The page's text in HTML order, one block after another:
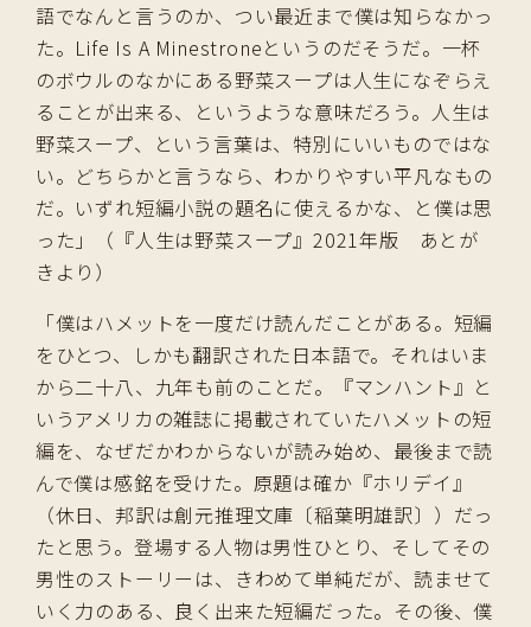
語でなんと言うのか、つい最近まで僕は知らなかっ
た。Life Is A Minestroneというのだそうだ。一杯
のボウルのなかにある野菜スープは人生になぞらえ
ることが出来る、というような意味だろう。人生は
野菜スープ、という言葉は、特別にいいものではな
い。どちらかと言うなら、わかりやすい平凡なもの
だ。いずれ短編小説の題名に使えるかな、と僕は思
った」（『人生は野菜スープ』2021年版 あとが
きより）
「僕はハメットを一度だけ読んだことがある。短編
をひとつ、しかも翻訳された日本語で。それはいま
から二十八、九年も前のことだ。『マンハント』と
いうアメリカの雑誌に掲載されていたハメットの短
編を、なぜだかわからないが読み始め、最後まで読
んで僕は感銘を受けた。原題は確か『ホリデイ』
（休日、邦訳は創元推理文庫〔稲葉明雄訳〕）だっ
たと思う。登場する人物は男性ひとり、そしてその
男性のストーリーは、きわめて単純だが、読ませて
いく力のある、良く出来た短編だった。その後、僕